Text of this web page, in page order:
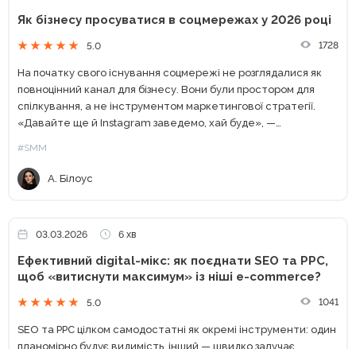
Як бізнесу просуватися в соцмережах у 2026 році
5.0 1728
На початку свого існування соцмережі не розглядалися як
повноцінний канал для бізнесу. Вони були простором для
спілкування, а не інструментом маркетингової стратегії.
«Давайте ще й Instagram заведемо, хай буде», —
#SMM
А. Білоус
03.03.2026 6 хв
Ефективний digital-мікс: як поєднати SEO та PPC,
щоб «витиснути максимум» із ніші e-commerce?
5.0 1041
SEO та PPC цілком самодостатні як окремі інструменти: один
планомірно будує видимість, інший — швидко залучає